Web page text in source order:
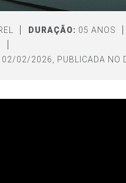
DURAÇÃO: 05 ANOS
02/02/2026, PUBLICADA NO